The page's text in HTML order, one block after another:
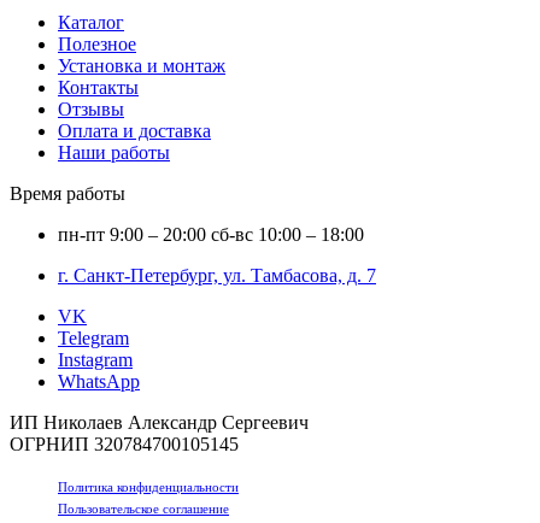
Каталог
Полезное
Установка и монтаж
Контакты
Отзывы
Оплата и доставка
Наши работы
Время работы
пн-пт 9:00 – 20:00 сб-вс 10:00 – 18:00
г. Санкт-Петербург, ул. Тамбасова, д. 7
VK
Telegram
Instagram
WhatsApp
ИП Николаев Александр Сергеевич
ОГРНИП 320784700105145
Политика конфиденциальности
Пользовательское соглашение